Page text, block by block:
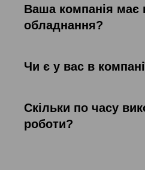
Ваша компанія має
обладнання?
Чи є у вас в
Скільки по часу
роботи?